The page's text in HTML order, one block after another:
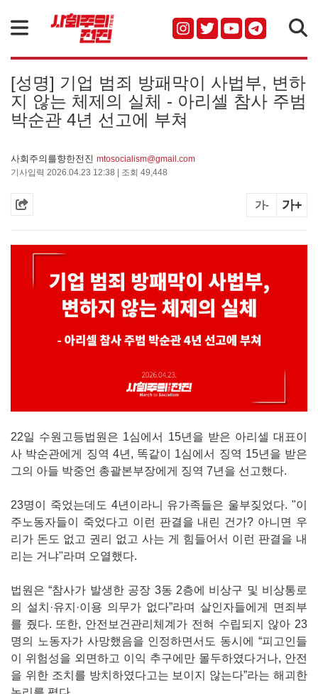
[성명] 기업 범죄 방패막이 사법부, 변하
지 않는 체제의 실체 - 아리셀 참사 주범
박순관 4년 선고에 부쳐
사회주의를향한전진 mtosocialism@gmail.com
기사입력 2026.04.23 12:38 | 조회 49,448
가- 가+
22일 수원고등법원은 1심에서 15년을 받은 아리셀 대표이
사 박순관에게 징역 4년, 똑같이 1심에서 징역 15년을 받은
그의 아들 박중언 총괄본부장에게 징역 7년을 선고했다.
23명이 죽었는데도 4년이라니 유가족들은 울부짖었다. "이
주노동자들이 죽었다고 이런 판결을 내린 건가? 아니면 우
리가 돈도 없고 권리 없고 사는 게 힘들어서 이런 판결을 내
리는 거냐"라며 오열했다.
법원은 “참사가 발생한 공장 3동 2층에 비상구 및 비상통로
의 설치·유지·이용 의무가 없다”라며 살인자들에게 면죄부
를 줬다. 또한, 안전보건관리체계가 전혀 수립되지 않아 23
명의 노동자가 사망했음을 인정하면서도 동시에 “피고인들
이 위험성을 외면하고 이익 추구에만 몰두하였다거나, 안전
을 위한 조치를 방치하였다고는 보이지 않는다”라는 해괴한